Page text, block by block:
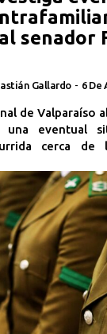
senador
Gallardo - 6 De
de Valparaíso
una eventual
cerca